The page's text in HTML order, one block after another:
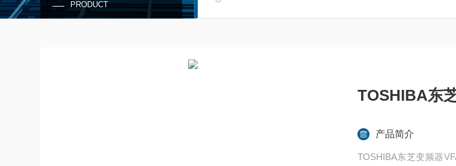
PRODUCT
TOSHIBA东
产品简介
TOSHIBA东芝变频器